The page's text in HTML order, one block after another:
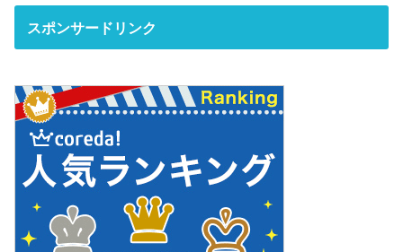
スポンサードリンク